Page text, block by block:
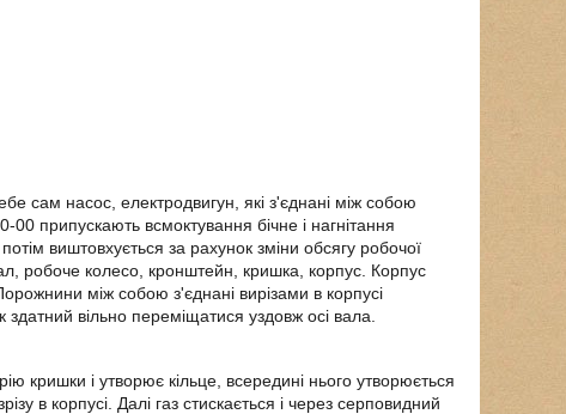
сам насос, електродвигун, які з'єднані між собою
припускають всмоктування бічне і нагнітання
виштовхується за рахунок зміни обсягу робочої
робоче колесо, кронштейн, кришка, корпус. Корпус
між собою з'єднані вирізами в корпусі
вільно переміщатися уздовж осі вала.
кришки і утворює кільце, всередині нього утворюється
в корпусі. Далі газ стискається і через серповидний